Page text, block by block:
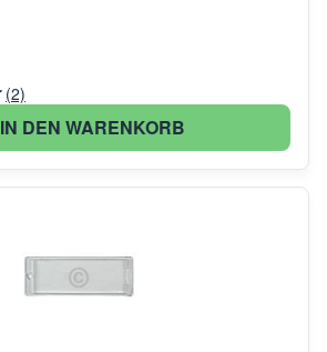
(2)
IN DEN WARENKORB